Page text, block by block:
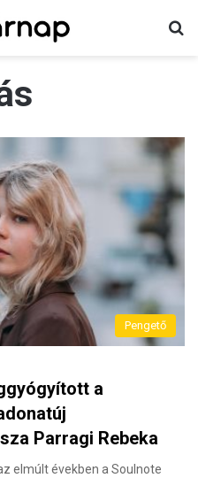
Pengető
a
Parragi Rebeka
elmúlt években a Soulnote